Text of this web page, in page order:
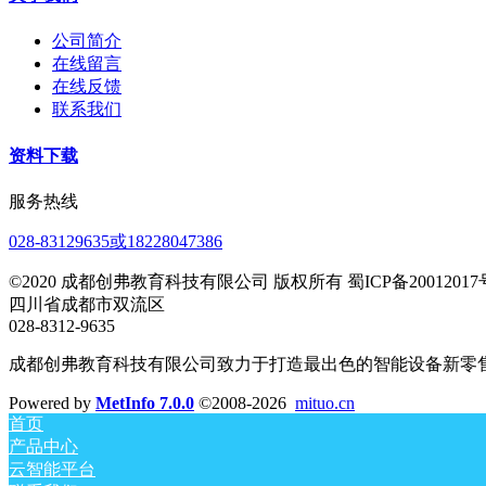
公司简介
在线留言
在线反馈
联系我们
资料下载
服务热线
028-83129635或18228047386
©2020 成都创弗教育科技有限公司 版权所有 蜀ICP备20012017
四川省成都市双流区
028-8312-9635
成都创弗教育科技有限公司致力于打造最出色的智能设备新零
Powered by MetInfo 7.0.0 ©2008-2026 mituo.cn
首页
产品中心
云智能平台